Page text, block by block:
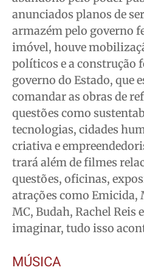
anunciados planos de
armazém pelo governo
imóvel, houve
políticos e a construção
governo do Estado, que
comandar as obras de
questões como
tecnologias, cidades
criativa e
trará além de filmes
questões, oficinas,
atrações como Emicida,
MC, Budah, Rachel Reis
imaginar, tudo isso
MÚSICA